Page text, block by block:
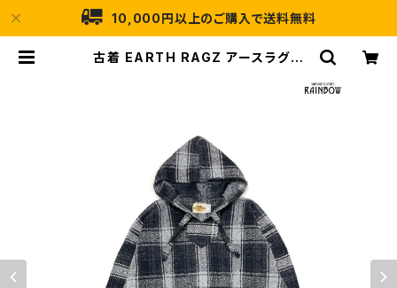
10,000円以上のご購入で送料無料
古着 EARTH RAGZ アースラグズ
ト フーディー パーカー 黒 グレー (tt